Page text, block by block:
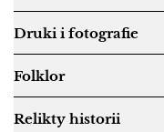
Druki i fotografie
Folklor
Relikty historii